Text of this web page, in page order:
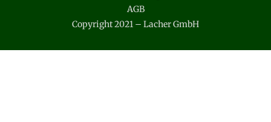
AGB
Copyright 2021 – Lacher GmbH